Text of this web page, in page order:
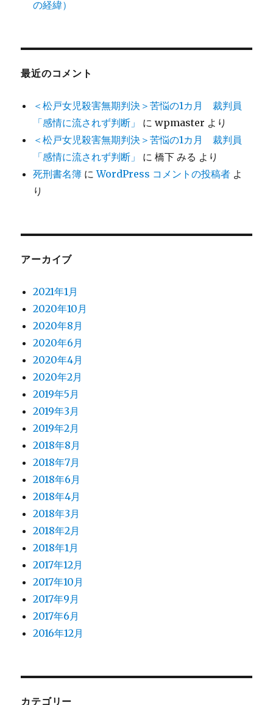
の経緯）
最近のコメント
＜松戸女児殺害無期判決＞苦悩の1カ月 裁判員
「感情に流されず判断」
にwpmaster より
＜松戸女児殺害無期判決＞苦悩の1カ月 裁判員
「感情に流されず判断」
に橋下 みる より
死刑書名簿 にWordPress コメントの投稿者 よ
り
アーカイブ
2021年1月
2020年10月
2020年8月
2020年6月
2020年4月
2020年2月
2019年5月
2019年3月
2019年2月
2018年8月
2018年7月
2018年6月
2018年4月
2018年3月
2018年2月
2018年1月
2017年12月
2017年10月
2017年9月
2017年6月
2016年12月
カテゴリー